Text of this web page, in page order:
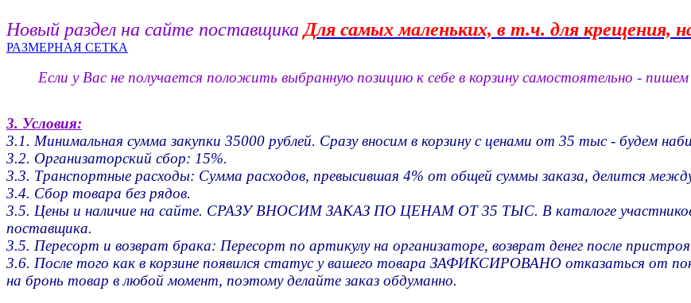
Новый раздел на сайте поставщикаДля самых маленьких, в т.ч. для крещения,
РАЗМЕРНАЯ СЕТКА
Если у Вас не получается положить выбранную позицию к себе в корзину самостоятельно -
3. Условия:
3.1. Минимальная сумма закупки 35000 рублей. Сразу вносим в корзину с ценами от 35 тыс - будем
3.2. Организаторский сбор: 15%.
3.3. Транспортные расходы: Сумма расходов, превысившая 4% от общей суммы заказа, делится
3.4. Сбор товара без рядов.
3.5. Цены и наличие на сайте. СРАЗУ ВНОСИМ ЗАКАЗ ПО ЦЕНАМ ОТ 35 ТЫС. В каталоге участников
поставщика.
3.5. Пересорт и возврат брака: Пересорт по артикулу на организаторе, возврат денег после
3.6. После того как в корзине появился статус у вашего товара ЗАФИКСИРОВАНО отказаться от
на бронь товар в любой момент, поэтому делайте заказ обдуманно.